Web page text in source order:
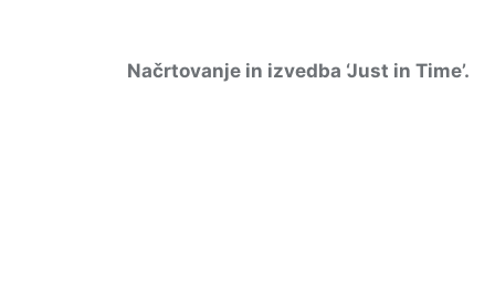
Načrtovanje in izvedba ‘Just in Time’.